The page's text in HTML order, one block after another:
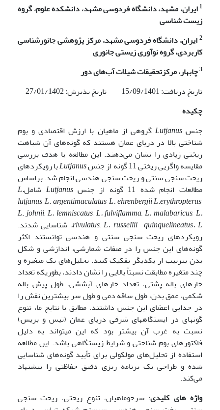
1ایران، مشهد، دانشگاه فردوسی مشهد، دانشکده علوم، گروه
زیست شناسی
2ایران، دانشگاه فردوسی مشهد، مرکز پژوهشی جانورشناسی
کاربردی، گروه نوآوری زیستی جانوری
3چابهار، مرکزتحقیقات شیلات آب‌های دور
تاریخ دریافت: 15/09/1401 تاریخ پذیرش: 27/01/1402
چکیده
جنسLutjanus گروهی از ماهیان با ارزش اقتصادی و بوم
شناختی بالا در دریای عمان هستند که گونه‌های آن شباهت
ریختی زیادی را نشان می‌دهند. این مطالعه با هدف بررسی
مقایسه واگریی ریختی 11 گونه از جنس
Lutjanusبا رویکردهای
ریخت سنجی سنتی و ریخت سنجی هندسی انجام شد. براساس
مطالعات انجام شده 11 گونه از جنس
Lutjanus شاملL­.
lutjanus,L.­ argentimaculatus,L. ehrenbergii L.erythropterus,
L.johnii, L. lemniscatus, L. fulviflamma, L. malabaricus, L.
rivulatus,L. russellii quinquelineatus. L.
شناسایی شدند.
رویکردهای ریخت سنجی سنتی و هندسی توانستند اکثر
گونه‌های این جنس را در صفات شمارشی، اندازشی و شکل
بدن بترتیب از یکدیگر تفکیک کنند. تحلیل‌های تک متغیره و
چند متغیره مطابقت نسبتاً بالایی را نشان دادند، بطوریکه تعداد
خارهای باله پشتی، تعداد خارهای آبششی، طول پیش باله
شکمی، عمق بدن، طول ساقه دمی و طول سر بیشترین نقش را
در جدایی اعضای این جنس داشتند. مطابق با نتایج ما، تنوع
گونه­ای در ایستگاه­های شرقی دریای عمان (تیس و بریس)
نسبت به غرب آن بیشتر بود که این می­تواند به دلیل
فاکتورهای بوم شناختی و شرایط زیستگاهی باشد. این مطالعه
استفاده از تحلیل‌های مولکولی برای تأیید گونه‌های شناسایی
شده و طراحی یک برنامه ریزی دقیق حفاظتی را پیشنهاد
می‌کند.
واژه های کلیدی: سرخوماهیان، تنوع ریختی، ریخت سنجی